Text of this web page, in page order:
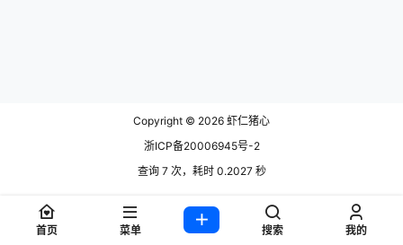
Copyright © 2026 虾仁猪心
浙ICP备20006945号-2
查询 7 次，耗时 0.2027 秒
首页 菜单 搜索 我的